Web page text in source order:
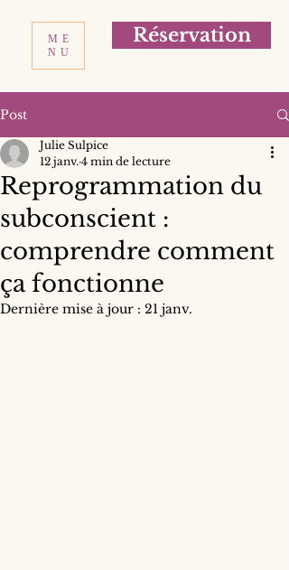
ME
NU
Réservation
Post
Reprogrammation du
subconscient :
comprendre comment
ça fonctionne
Julie Sulpice
12 janv. 4 min de lecture
Dernière mise à jour : 21 janv.